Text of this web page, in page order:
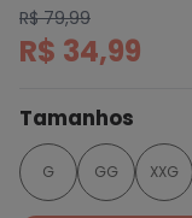
R$ 79,99
R$ 34,99
Tamanhos
G GG XXG